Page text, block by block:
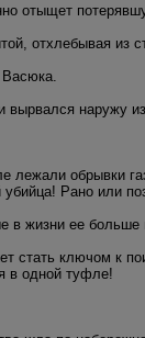
отыщет
отхлебывая из
вырвался наружу
обрывки
Рано или
в жизни ее больше
ключом к
в одной туфле!